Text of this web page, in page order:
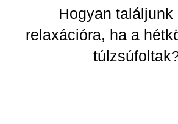
Hogyan találjunk
relaxációra, ha a